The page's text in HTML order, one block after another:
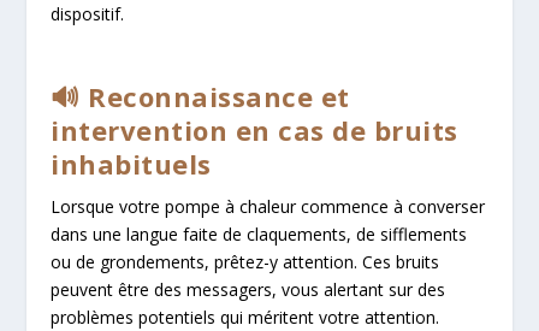
dispositif.
🔊 Reconnaissance et
intervention en cas de bruits
inhabituels
Lorsque votre pompe à chaleur commence à converser
dans une langue faite de claquements, de sifflements
ou de grondements, prêtez-y attention. Ces bruits
peuvent être des messagers, vous alertant sur des
problèmes potentiels qui méritent votre attention.